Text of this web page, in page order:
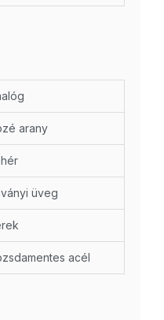
arany
üveg
acél